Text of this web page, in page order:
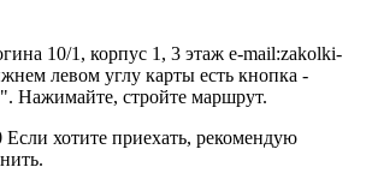
10/1, корпус 1, 3 этаж e-mail:zakolki-
левом углу карты есть кнопка -
стройте маршрут.
хотите приехать, рекомендую